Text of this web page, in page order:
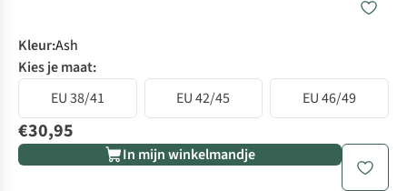
Kleur:Ash
Kies je maat:
EU 38/41
EU 42/45 EU 46/49
€30,95
In mijn winkelmandje